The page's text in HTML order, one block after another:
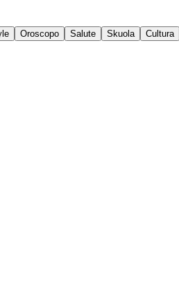
Oroscopo Salute Skuola Cultura